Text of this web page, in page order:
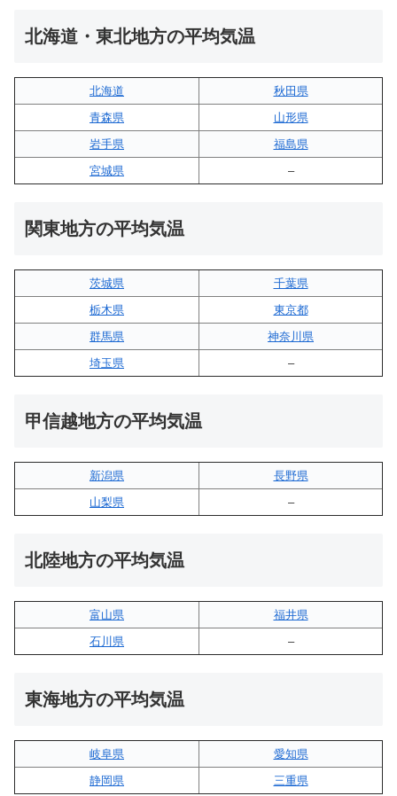
北海道・東北地方の平均気温
北海道
秋田県
青森県
山形県
岩手県
福島県
宮城県
–
関東地方の平均気温
茨城県
千葉県
栃木県
東京都
群馬県
神奈川県
埼玉県
–
甲信越地方の平均気温
新潟県
長野県
山梨県
–
北陸地方の平均気温
富山県
福井県
石川県
–
東海地方の平均気温
岐阜県
愛知県
静岡県
三重県